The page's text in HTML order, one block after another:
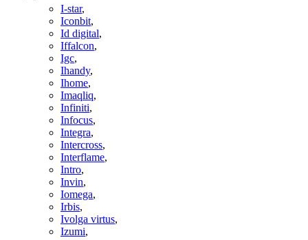
I-star,
Iconbit,
Id digital,
Iffalcon,
Igc,
Ihandy,
Ihome,
Imaqliq,
Infiniti,
Infocus,
Integra,
Intercross,
Interflame,
Intro,
Invin,
Iomega,
Irbis,
Ivolga virtus,
Izumi,